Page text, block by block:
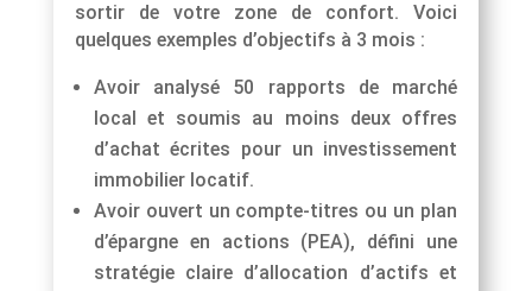
sortir de votre zone de confort. Voici
quelques exemples d’objectifs à 3 mois :
Avoir analysé 50 rapports de marché
local et soumis au moins deux offres
d’achat écrites pour un investissement
immobilier locatif.
Avoir ouvert un compte-titres ou un plan
d’épargne en actions (PEA), défini une
stratégie claire d’allocation d’actifs et